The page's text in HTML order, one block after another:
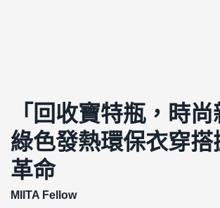
「回收寶特瓶，時尚
綠色發熱環保衣穿搭
革命
MIITA Fellow